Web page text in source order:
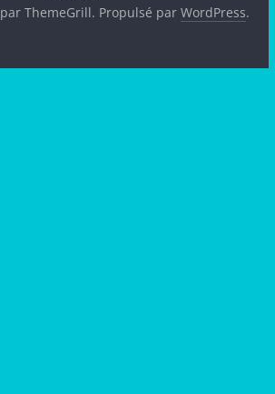
par ThemeGrill. Propulsé parWordPress.